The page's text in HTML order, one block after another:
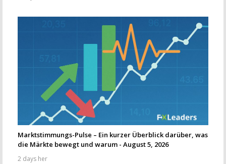
Marktstimmungs-Pulse – Ein kurzer Überblick darüber, was
die Märkte bewegt und warum - August 5, 2026
2 days her